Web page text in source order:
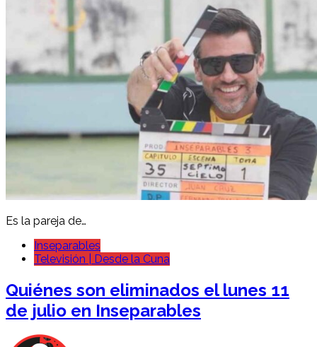
Es la pareja de…
Inseparables
Televisión | Desde la Cuna
Quiénes son eliminados el lunes 11
de julio en Inseparables